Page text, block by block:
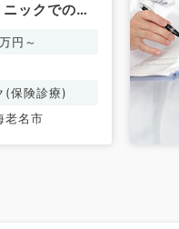
ックでのご
勤）
円～
(保険診療)
老名市